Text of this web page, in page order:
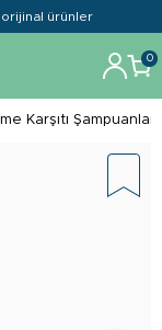
ürünler
0
Karşıtı Şampuanlar